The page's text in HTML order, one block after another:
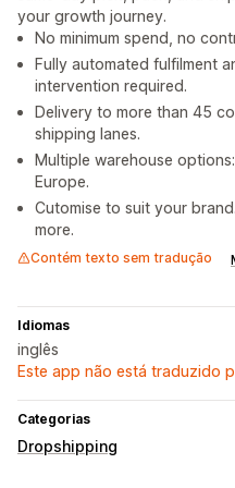
your growth journey.
No minimum spend, no
Fully automated fulfilment
intervention required.
Delivery to more than 45
shipping lanes.
Multiple warehouse
Europe.
Cutomise to suit your
more.
Contém texto sem tradução
Idiomas
inglês
Este app não está traduzido
Categorias
Dropshipping